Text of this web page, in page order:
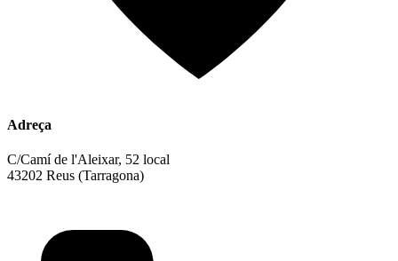
Adreça
C/Camí de l'Aleixar, 52 local
43202 Reus (Tarragona)